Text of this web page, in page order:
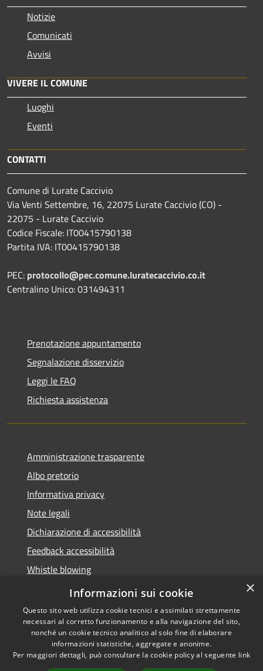
Notizie
Comunicati
Avvisi
VIVERE IL COMUNE
Luoghi
Eventi
CONTATTI
Comune di Lurate Caccivio
Via Venti Settembre, 16, 22075 Lurate Caccivio (CO) -
22075 - Lurate Caccivio
Codice Fiscale: IT00415790138
Partita IVA: IT00415790138
PEC: protocollo@pec.comune.luratecaccivio.co.it
Centralino Unico: 031494311
Prenotazione appuntamento
Segnalazione disservizio
Leggi le FAQ
Richiesta assistenza
Amministrazione trasparente
Albo pretorio
Informativa privacy
Note legali
Dichiarazione di accessibilità
Feedback accessibilità
Whistle blowing
Titolare potere sostitutivo
Accessibilità
Copyright © 2026 • Comune di
Lurate Caccivio • Powered by
×
Informazioni sui cookie
Questo sito web utilizza cookie tecnici e assimilati strettamente
necessari al corretto funzionamento e alla navigazione del sito,
nonché un cookie tecnico analitico al solo fine di elaborare
informazioni statistiche, aggregate e anonime.
Per maggiori dettagli, può consultare la cookie policy al seguente link